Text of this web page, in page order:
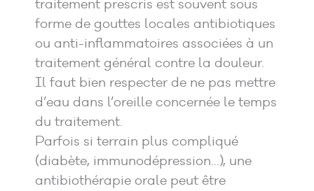
traitement prescris est souvent sous
forme de gouttes locales antibiotiques
ou anti-inflammatoires associées à un
traitement général contre la douleur.
Il faut bien respecter de ne pas mettre
d’eau dans l’oreille concernée le temps
du traitement.
Parfois si terrain plus compliqué
(diabète, immunodépression…), une
antibiothérapie orale peut être